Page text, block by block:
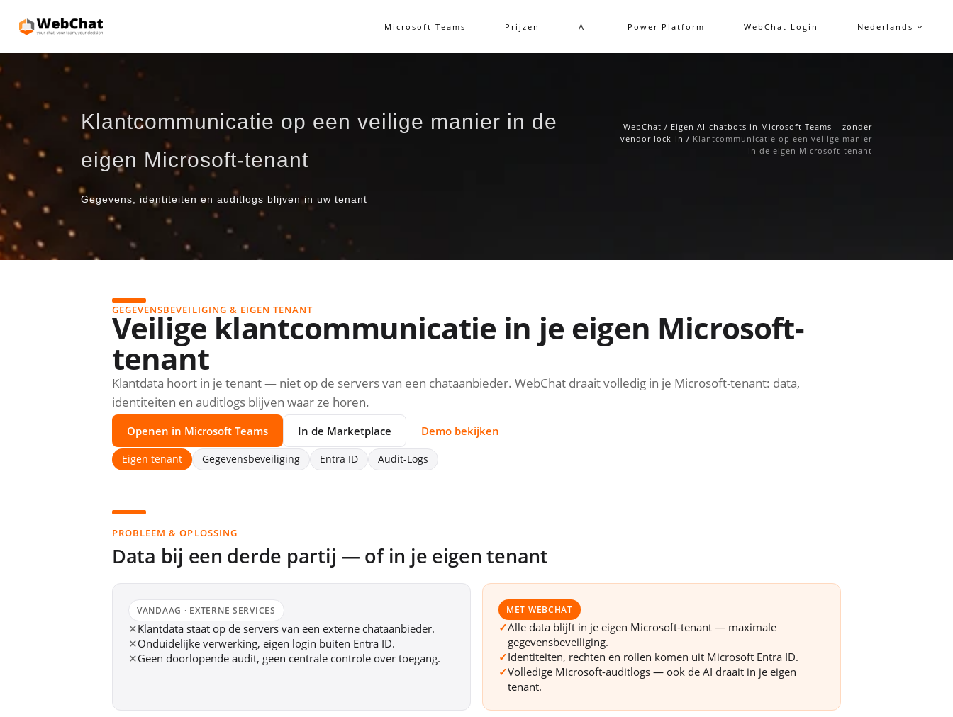
Microsoft Teams Prijzen AI Power Platform WebChat Login Nederlands
Klantcommunicatie op een veilige manier in de
eigen Microsoft-tenant
Gegevens, identiteiten en auditlogs blijven in uw tenant
WebChat / Eigen AI-chatbots in Microsoft Teams – zonder
vendor lock-in / Klantcommunicatie op een veilige manier
in de eigen Microsoft-tenant
GEGEVENSBEVEILIGING & EIGEN TENANT
Veilige klantcommunicatie in je eigen Microsoft-
tenant
Klantdata hoort in je tenant — niet op de servers van een chataanbieder. WebChat draait volledig in je Microsoft-tenant: data,
identiteiten en auditlogs blijven waar ze horen.
Openen in Microsoft Teams In de Marketplace Demo bekijken
Eigen tenant Gegevensbeveiliging Entra ID Audit-Logs
PROBLEEM & OPLOSSING
Data bij een derde partij — of in je eigen tenant
VANDAAG · EXTERNE SERVICES
✕Klantdata staat op de servers van een externe chataanbieder.
✕Onduidelijke verwerking, eigen login buiten Entra ID.
✕Geen doorlopende audit, geen centrale controle over toegang.
MET WEBCHAT
✓Alle data blijft in je eigen Microsoft-tenant — maximale
gegevensbeveiliging.
✓Identiteiten, rechten en rollen komen uit Microsoft Entra ID.
✓Volledige Microsoft-auditlogs — ook de AI draait in je eigen
tenant.